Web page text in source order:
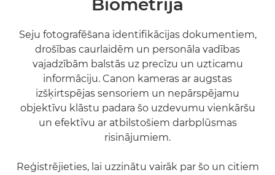
Biometrija
Seju fotografēšana identifikācijas dokumentiem,
drošības caurlaidēm un personāla vadības
vajadzībām balstās uz precīzu un uzticamu
informāciju. Canon kameras ar augstas
izšķirtspējas sensoriem un nepārspējamu
objektīvu klāstu padara šo uzdevumu vienkāršu
un efektīvu ar atbilstošiem darbplūsmas
risinājumiem.
Reģistrējieties, lai uzzinātu vairāk par šo un citiem